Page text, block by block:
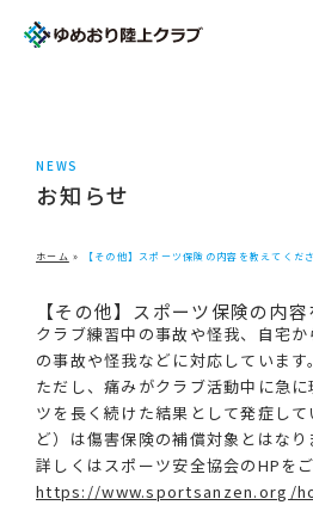
NEWS
お知らせ
ホーム » 【その他】スポーツ保険の内容を教えてくださ
【その他】スポーツ保険の内容
クラブ練習中の事故や怪我、自宅
の事故や怪我などに対応しています。
ただし、痛みがクラブ活動中に急
ツを長く続けた結果として発症し
ど）は傷害保険の補償対象とはなり
詳しくはスポーツ安全協会のHPを
https://www.sportsanzen.org/